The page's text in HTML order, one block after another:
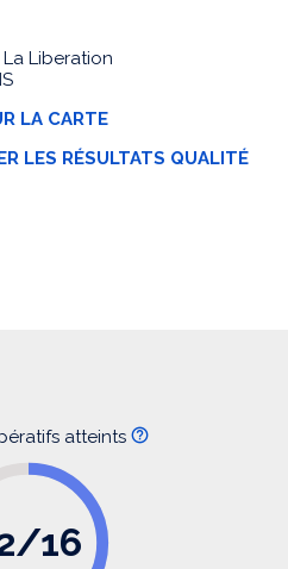
La Liberation
LA CARTE
LES RÉSULTATS QUALITÉ
atteints
16